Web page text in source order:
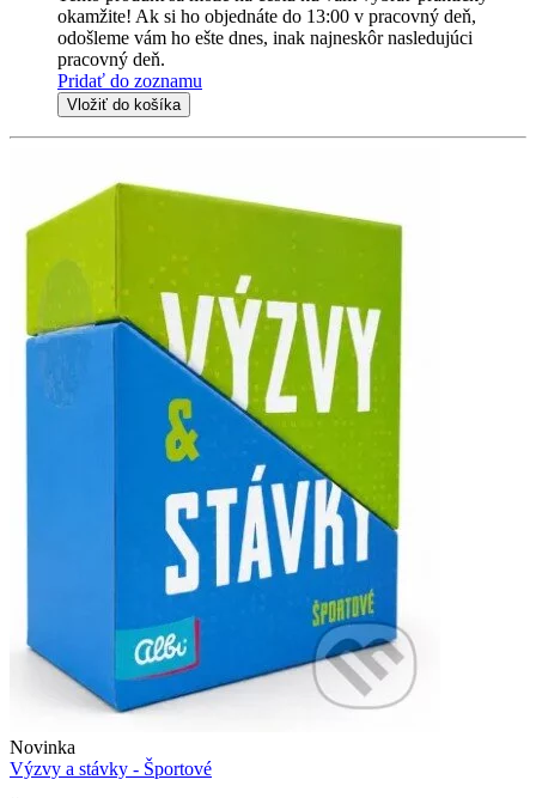
okamžite! Ak si ho objednáte do 13:00 v pracovný deň,
odošleme vám ho ešte dnes, inak najneskôr nasledujúci
pracovný deň.
Pridať do zoznamu
Vložiť do košíka
Novinka
Výzvy a stávky - Športové